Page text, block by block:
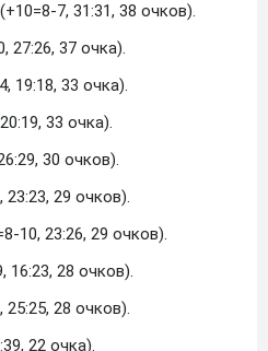
7, 31:31, 38 очков).
27:26, 37 очка).
19:18, 33 очка).
33 очка).
30 очков).
23:23, 29 очков).
10, 23:26, 29 очков).
16:23, 28 очков).
28 очков).
22 очка).